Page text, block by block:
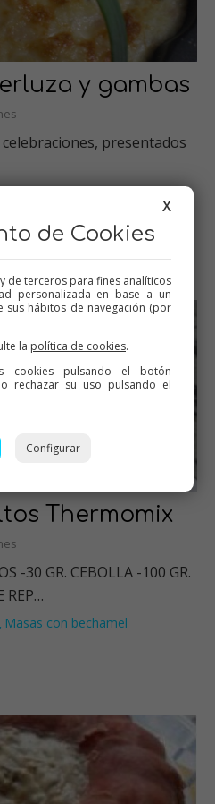
y gambas
presentados
Thermomix
-30 GR. CEBOLLA -100 GR.
REP…
, Masas con bechamel
X
de Cookies
de terceros para fines analíticos
personalizada en base a un
hábitos de navegación (por
la política de cookies.
cookies pulsando el botón
rechazar su uso pulsando el
Configurar